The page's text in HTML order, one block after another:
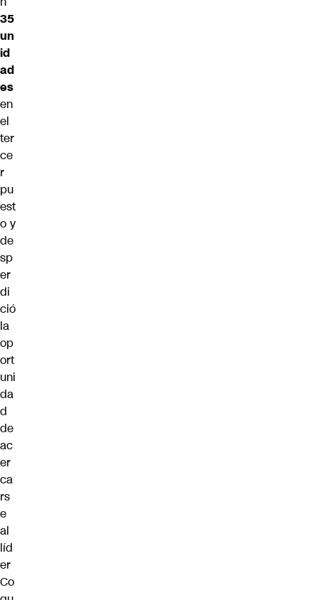
35
un
id
ad
es
en
el
ter
ce
r
pu
est
o y
de
sp
er
di
ció
la
op
ort
uni
da
d
de
ac
er
ca
rs
e
al
líd
er
Co